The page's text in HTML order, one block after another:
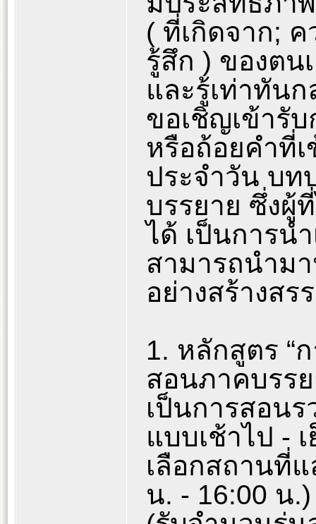
( ที่เกิดจาก;
รู้สึก ) ของตน
และรู้เท่าทัน
ขอเชิญเข้ารั
หรือถ้อยคำที่เ
ประจำวัน บท
บรรยาย ซึ่งผู้
ได้ เป็นการน
สามารถนำม
อย่างสร้างส
1. หลักสูตร “
สอนภาคบรร
เป็นการสอน
แบบเช้าไป -
เลือกสถานที่แ
น. - 16:00 น